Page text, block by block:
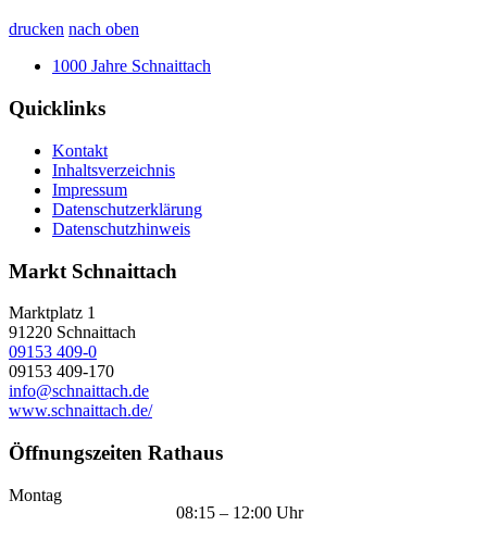
drucken nach oben
1000 Jahre Schnaittach
Quicklinks
Kontakt
Inhaltsverzeichnis
Impressum
Datenschutzerklärung
Datenschutzhinweis
Markt Schnaittach
Marktplatz 1
91220 Schnaittach
09153 409-0
09153 409-170
info@schnaittach.de
www.schnaittach.de/
Öffnungszeiten Rathaus
Montag
08:15 – 12:00 Uhr